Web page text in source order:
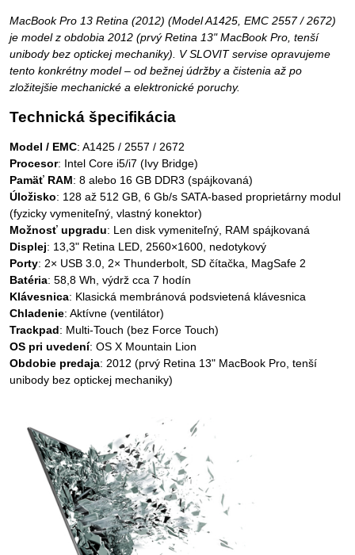
MacBook Pro 13 Retina (2012) (Model A1425, EMC 2557 / 2672)
je model z obdobia 2012 (prvý Retina 13" MacBook Pro, tenší
unibody bez optickej mechaniky). V SLOVIT servise opravujeme
tento konkrétny model – od bežnej údržby a čistenia až po
zložitejšie mechanické a elektronické poruchy.
Technická špecifikácia
Model / EMC: A1425 / 2557 / 2672
Procesor: Intel Core i5/i7 (Ivy Bridge)
Pamäť RAM: 8 alebo 16 GB DDR3 (spájkovaná)
Úložisko: 128 až 512 GB, 6 Gb/s SATA-based proprietárny modul
(fyzicky vymeniteľný, vlastný konektor)
Možnosť upgradu: Len disk vymeniteľný, RAM spájkovaná
Displej: 13,3" Retina LED, 2560×1600, nedotykový
Porty: 2× USB 3.0, 2× Thunderbolt, SD čítačka, MagSafe 2
Batéria: 58,8 Wh, výdrž cca 7 hodín
Klávesnica: Klasická membránová podsvietená klávesnica
Chladenie: Aktívne (ventilátor)
Trackpad: Multi-Touch (bez Force Touch)
OS pri uvedení: OS X Mountain Lion
Obdobie predaja: 2012 (prvý Retina 13" MacBook Pro, tenší
unibody bez optickej mechaniky)